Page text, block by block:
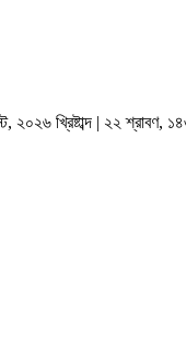
খ্রিষ্টাব্দ | ২২ শ্রাবণ,